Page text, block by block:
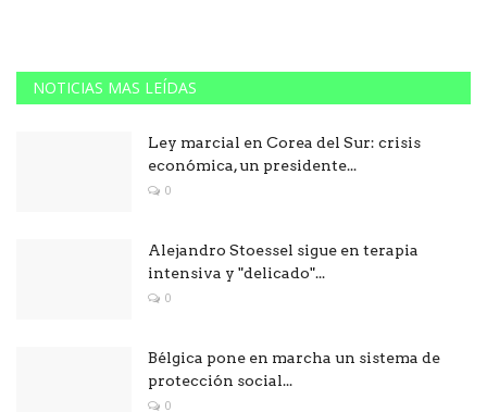
NOTICIAS MAS LEÍDAS
Ley marcial en Corea del Sur: crisis
económica, un presidente...
0
Alejandro Stoessel sigue en terapia
intensiva y "delicado"...
0
Bélgica pone en marcha un sistema de
protección social...
0